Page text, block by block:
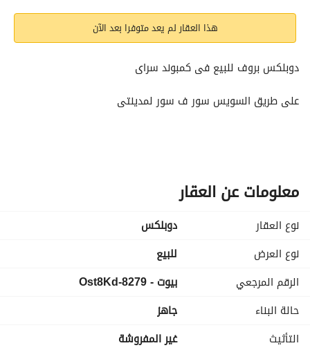
هذا العقار لم يعد متوفرا بعد الآن
دوبلكس بروف للبيع فى كمبوند سراى
على طريق السويس سور ف سور لمدينتى
4 غرف +
4 حمام
فيو مميز
الكمبوند ساكن ومسلم اكتر من مرحلة
معلومات عن العقار
نوع العقار
دوبلكس
نوع العرض
للبيع
الرقم المرجعي
بيوت - 8279-Ost8Kd
حالة البناء
جاهز
التأثيث
غير المفروشة